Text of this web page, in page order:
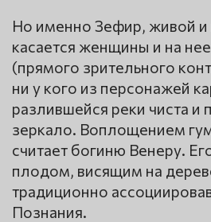
Но именно Зефир, живой
касается женщины и на
(прямого зрительного
ни у кого из персонажей
разлившейся реки чиста и
зеркало. Воплощением
считает богиню Венеру.
плодом, висящим на
традиционно
Познания.